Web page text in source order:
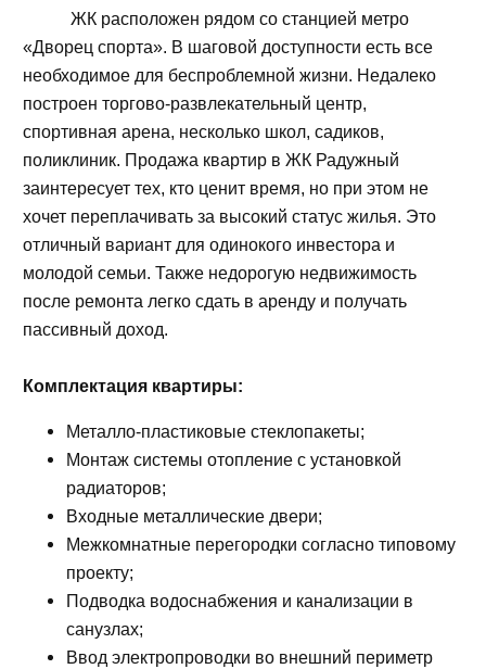
ЖК расположен рядом со станцией метро
«Дворец спорта». В шаговой доступности есть все
необходимое для беспроблемной жизни. Недалеко
построен торгово-развлекательный центр,
спортивная арена, несколько школ, садиков,
поликлиник. Продажа квартир в ЖК Радужный
заинтересует тех, кто ценит время, но при этом не
хочет переплачивать за высокий статус жилья. Это
отличный вариант для одинокого инвестора и
молодой семьи. Также недорогую недвижимость
после ремонта легко сдать в аренду и получать
пассивный доход.
Комплектация квартиры:
Металло-пластиковые стеклопакеты;
Монтаж системы отопление с установкой
радиаторов;
Входные металлические двери;
Межкомнатные перегородки согласно типовому
проекту;
Подводка водоснабжения и канализации в
санузлах;
Ввод электропроводки во внешний периметр